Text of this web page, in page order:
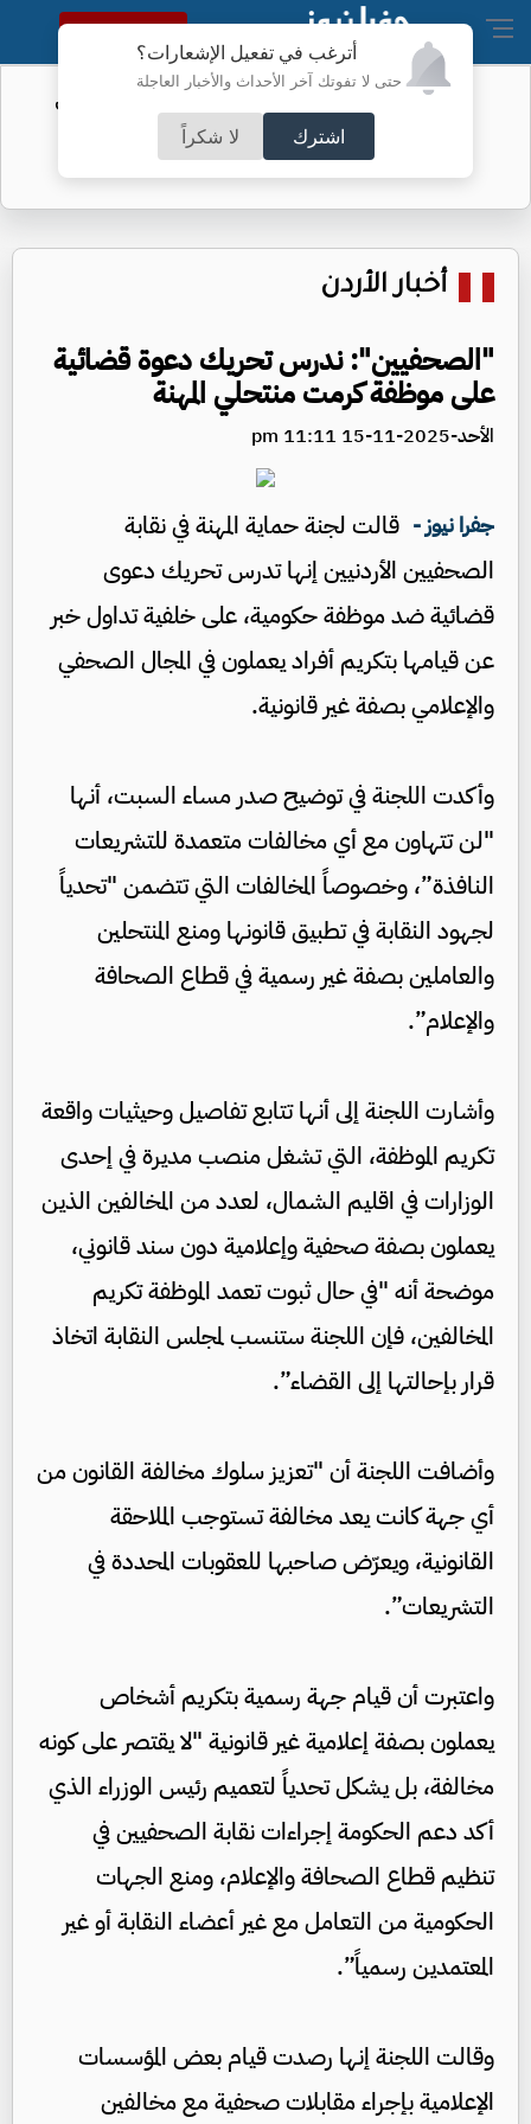
أترغب في تفعيل الإشعارات؟
حتى لا تفوتك آخر الأحداث والأخبار العاجلة
اشترك لا شكراً
النسخة الكاملة
الفيفا يحول مستحقات الأردن المالية من
كأس العرب
أخبار الأردن
"الصحفيين": ندرس تحريك دعوة قضائية
على موظفة كرمت منتحلي المهنة
الأحد-2025-11-15 11:11 pm
جفرا نيوز - قالت لجنة حماية المهنة في نقابة
الصحفيين الأردنيين إنها تدرس تحريك دعوى
قضائية ضد موظفة حكومية، على خلفية تداول خبر
عن قيامها بتكريم أفراد يعملون في المجال الصحفي
والإعلامي بصفة غير قانونية.
وأكدت اللجنة في توضيح صدر مساء السبت، أنها
"لن تتهاون مع أي مخالفات متعمدة للتشريعات
النافذة”، وخصوصاً المخالفات التي تتضمن "تحدياً
لجهود النقابة في تطبيق قانونها ومنع المنتحلين
والعاملين بصفة غير رسمية في قطاع الصحافة
والإعلام”.
وأشارت اللجنة إلى أنها تتابع تفاصيل وحيثيات واقعة
تكريم الموظفة، التي تشغل منصب مديرة في إحدى
الوزارات في اقليم الشمال، لعدد من المخالفين الذين
يعملون بصفة صحفية وإعلامية دون سند قانوني،
موضحة أنه "في حال ثبوت تعمد الموظفة تكريم
المخالفين، فإن اللجنة ستنسب لمجلس النقابة اتخاذ
قرار بإحالتها إلى القضاء”.
وأضافت اللجنة أن "تعزيز سلوك مخالفة القانون من
أي جهة كانت يعد مخالفة تستوجب الملاحقة
القانونية، ويعرّض صاحبها للعقوبات المحددة في
التشريعات”.
واعتبرت أن قيام جهة رسمية بتكريم أشخاص
يعملون بصفة إعلامية غير قانونية "لا يقتصر على كونه
مخالفة، بل يشكل تحدياً لتعميم رئيس الوزراء الذي
أكد دعم الحكومة إجراءات نقابة الصحفيين في
تنظيم قطاع الصحافة والإعلام، ومنع الجهات
الحكومية من التعامل مع غير أعضاء النقابة أو غير
المعتمدين رسمياً”.
وقالت اللجنة إنها رصدت قيام بعض المؤسسات
الإعلامية بإجراء مقابلات صحفية مع مخالفين